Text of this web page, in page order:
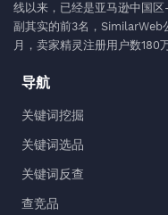
线以来，已经是亚马逊中国
副其实的前3名，SimilarWeb
月，卖家精灵注册用户数180
导航
关键词挖掘
关键词选品
关键词反查
查竞品